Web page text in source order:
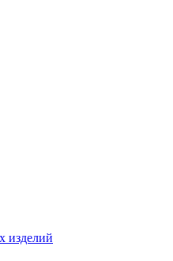
изделий